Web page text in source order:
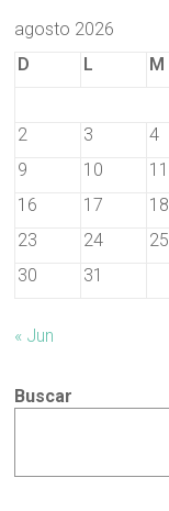
agosto 2026
D
L M
2
3 4
9
10 11
16
17 18
23
24 25
30
31
« Jun
Buscar